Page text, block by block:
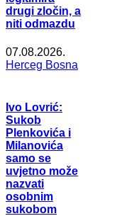
drugi zločin, a
niti odmazdu
07.08.2026.
Herceg Bosna
Ivo Lovrić:
Sukob
Plenkovića i
Milanovića
samo se
uvjetno može
nazvati
osobnim
sukobom